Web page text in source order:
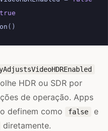
true
()
HDR ou SDR por
de operação. Apps
definem como
false
e
diretamente.